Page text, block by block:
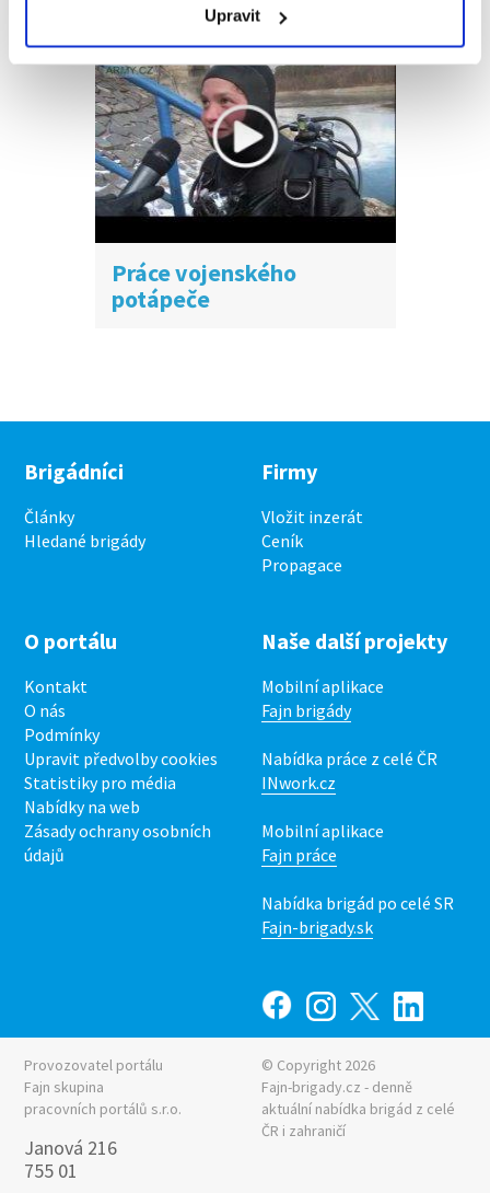
Upravit
Práce vojenského
potápeče
Brigádníci
Články
Hledané brigády
Firmy
Vložit inzerát
Ceník
Propagace
O portálu
Kontakt
O nás
Podmínky
Upravit předvolby cookies
Statistiky pro média
Nabídky na web
Zásady ochrany osobních
údajů
Naše další projekty
Mobilní aplikace
Fajn brigády
Nabídka práce z celé ČR
INwork.cz
Mobilní aplikace
Fajn práce
Nabídka brigád po celé SR
Fajn-brigady.sk
Provozovatel portálu
Fajn skupina
pracovních portálů s.r.o.
Janová 216
755 01
© Copyright 2026
Fajn-brigady.cz - denně
aktuální nabídka brigád z celé
ČR i zahraničí